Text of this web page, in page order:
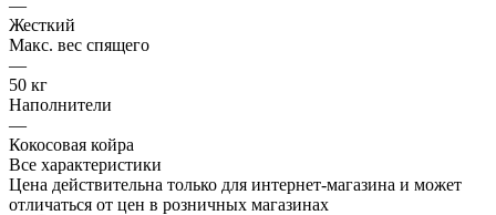
—
Жесткий
Макс. вес спящего
—
50 кг
Наполнители
—
Кокосовая койра
Все характеристики
Цена действительна только для интернет-магазина и может
отличаться от цен в розничных магазинах